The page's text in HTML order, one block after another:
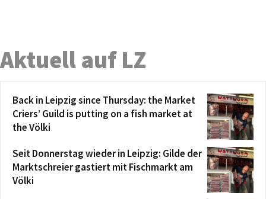
Aktuell auf LZ
Back in Leipzig since Thursday: the Market
Criers’ Guild is putting on a fish market at
the Völki
Seit Donnerstag wieder in Leipzig: Gilde der
Marktschreier gastiert mit Fischmarkt am
Völki